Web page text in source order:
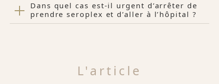
Dans quel cas est-il urgent d’arrêter de
prendre seroplex et d’aller à l’hôpital ?
L'article